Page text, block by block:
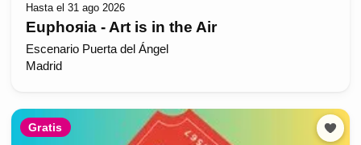
Hasta el 31 ago 2026
Euphoяia - Art is in the Air
Escenario Puerta del Ángel
Madrid
Gratis